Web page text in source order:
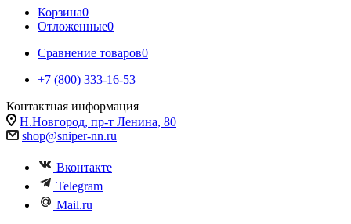
Корзина0
Отложенные0
Сравнение товаров0
+7 (800) 333-16-53
Контактная информация
Н.Новгород, пр-т Ленина, 80
shop@sniper-nn.ru
Вконтакте
Telegram
Mail.ru